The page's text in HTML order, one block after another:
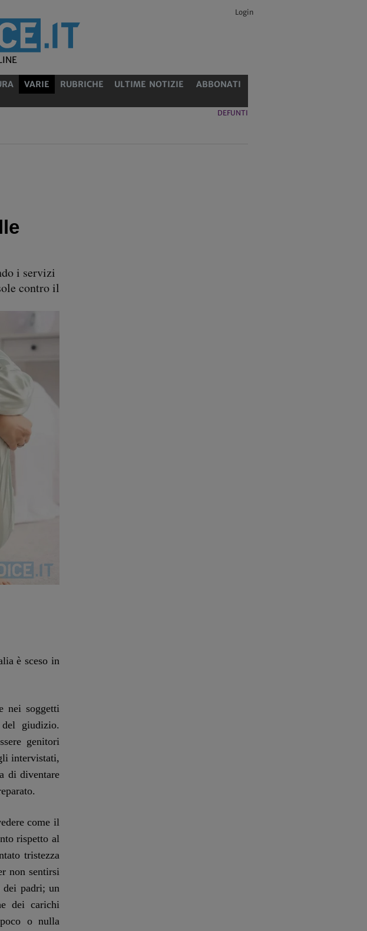
Login
VARIE RUBRICHE ULTIME NOTIZIE ABBONATI
DEFUNTI
i servizi
contro il
è sceso in
nei soggetti
giudizio.
genitori
intervistati,
di diventare
come il
rispetto al
tristezza
non sentirsi
dei padri; un
dei carichi
o nulla